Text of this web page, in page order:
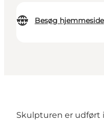
Besøg hjemmeside
Skulpturen er udført